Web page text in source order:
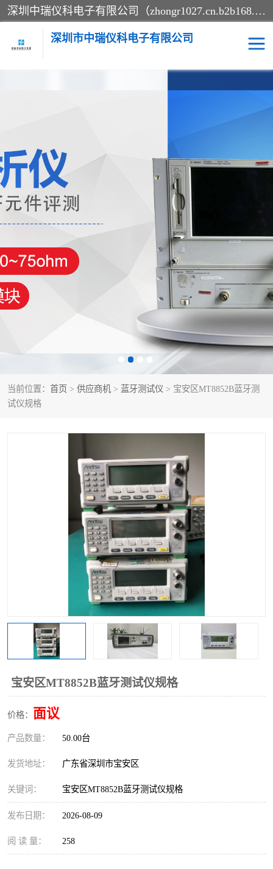
深圳中瑞仪科电子有限公司（zhongr1027.cn.b2b168.com）主要从事回收二手仪器，工厂仪器，回收示波器，KeysightE4980A，FLUKE754，MT8852B，IFR3920，Agilent N4010A，MT8852B等业务，全国统一热线：13570873835。深圳中瑞仪科电子有限公司整批或单出，专业评估高价回收工厂闲置仪器。
深圳市中瑞仪科电子有限公司
当前位置： 首页 > 供应商机 > 蓝牙测试仪 > 宝安区MT8852B蓝牙测
试仪规格
宝安区MT8852B蓝牙测试仪规格
价格： 面议
产品数量： 50.00台
发货地址： 广东省深圳市宝安区
关键词： 宝安区MT8852B蓝牙测试仪规格
发布日期： 2026-08-09
阅 读 量： 258
电阻-功率计 频谱分析仪
万用表 综合测试仪
蓝牙测试仪 网络分析仪
过程校验仪 电桥测试仪
泰克示波器 电池测试仪
函数信号发生器
校准件
阻抗分析仪
音频分析仪